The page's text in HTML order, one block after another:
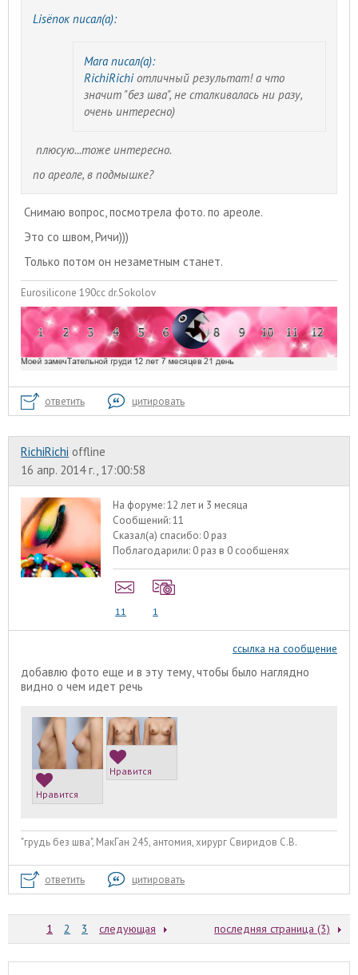
Lisёnок писал(а):
Mara писал(а):
RichiRichiотличный результат! а что
значит "без шва", не сталкивалась ни разу,
очень интересно)
плюсую...тоже интересно.
по ареоле, в подмышке?
Снимаю вопрос, посмотрела фото. по ареоле.
Это со швом, Ричи)))
Только потом он незаметным станет.
Eurosilicone 190cc dr.Sokolov
ответить цитировать
RichiRichi offline
16 апр. 2014 г., 17:00:58
На форуме:12 лет и 3 месяца
Сообщений:11
Сказал(а) спасибо: 0 раз
Поблагодарили: 0 раз в 0 сообщенях
11 1
ссылка на сообщение
добавлю фото еще и в эту тему, чтобы было наглядно
видно о чем идет речь
Нравится
Нравится
"грудь без шва", МакГан 245, антомия, хирург Свиридов С.В.
ответить цитировать
1 2 3 следующая последняя страница (3)